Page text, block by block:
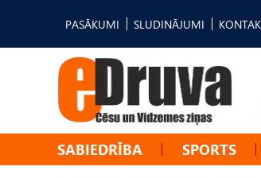
PASĀKUMI SLUDINĀJUMI
SABIEDRĪBA SPORTS